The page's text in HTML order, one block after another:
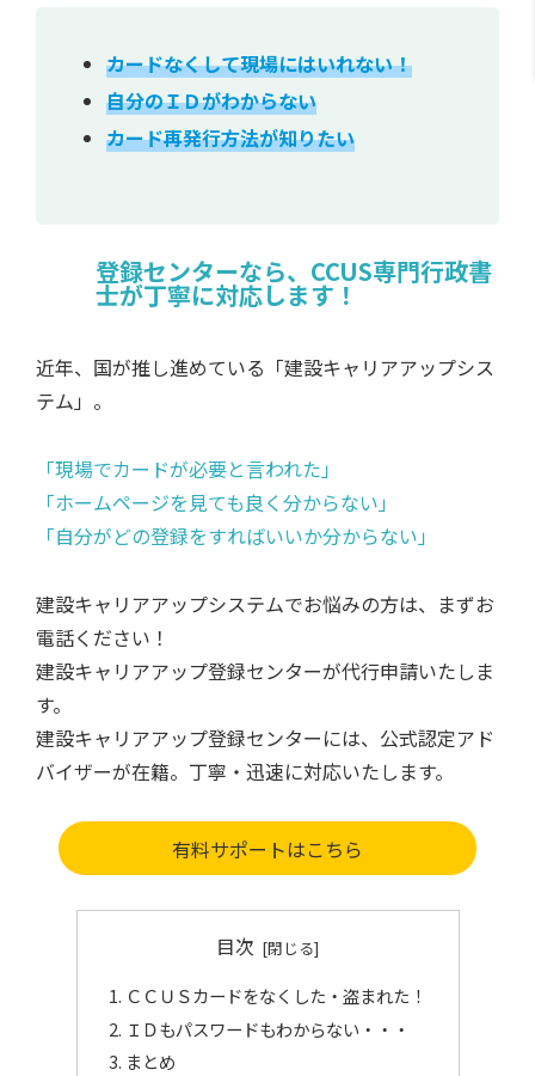
カードなくして現場にはいれない！
自分のＩＤがわからない
カード再発行方法が知りたい
登録センターなら、CCUS専門行政書
士が丁寧に対応します！
近年、国が推し進めている「建設キャリアアップシス
テム」。
「現場でカードが必要と言われた」
「ホームページを見ても良く分からない」
「自分がどの登録をすればいいか分からない」
建設キャリアアップシステムでお悩みの方は、まずお
電話ください！
建設キャリアアップ登録センターが代行申請いたしま
す。
建設キャリアアップ登録センターには、公式認定アド
バイザーが在籍。丁寧・迅速に対応いたします。
有料サポートはこちら
目次
ＣＣＵＳカードをなくした・盗まれた！
ＩＤもパスワードもわからない・・・
まとめ